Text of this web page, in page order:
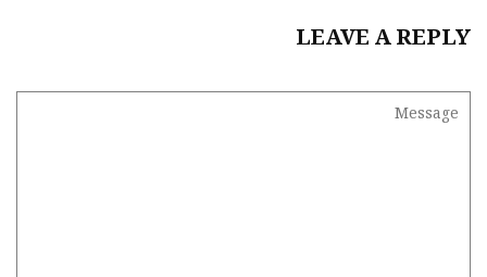
LEAVE A REPLY